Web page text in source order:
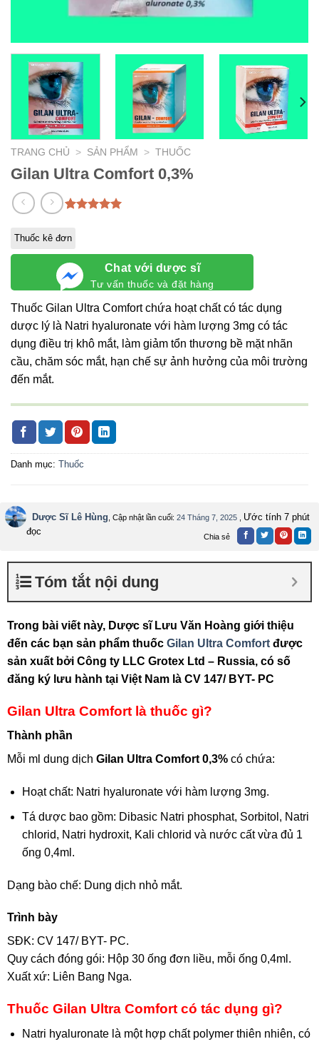
TRANG CHỦ > SẢN PHẨM > THUỐC
Chat với dược sĩ
Tư vấn thuốc và đặt hàng
Gilan Ultra Comfort 0,3%
Thuốc kê đơnđánh giá
Thuốc Gilan Ultra Comfort chứa hoạt chất có tác dụng
dược lý là Natri hyaluronate với hàm lượng 3mg có tác
dụng điều trị khô mắt, làm giảm tổn thương bề mặt nhãn
cầu, chăm sóc mắt, hạn chế sự ảnh hưởng của môi trường
đến mắt.
Danh mục: Thuốc
Dược Sĩ Lê Hùng , Cập nhật lần cuối: 24 Tháng 7, 2025
Ước tính 7 phút
đọc
Chia sẻ
Tóm tắt nội dung
Trong bài viết này, Dược sĩ Lưu Văn Hoàng giới thiệu
đến các bạn sản phẩm thuốc Gilan Ultra Comfort được
sản xuất bởi Công ty LLC Grotex Ltd – Russia, có số
đăng ký lưu hành tại Việt Nam là CV 147/ BYT- PC
Gilan Ultra Comfort là thuốc gì?
Thành phần
Mỗi ml dung dịch Gilan Ultra Comfort 0,3% có chứa:
Hoạt chất: Natri hyaluronate với hàm lượng 3mg.
Tá dược bao gồm: Dibasic Natri phosphat, Sorbitol, Natri
chlorid, Natri hydroxit, Kali chlorid và nước cất vừa đủ 1
ống 0,4ml.
Dạng bào chế: Dung dịch nhỏ mắt.
Trình bày
SĐK: CV 147/ BYT- PC.
Quy cách đóng gói: Hộp 30 ống đơn liều, mỗi ống 0,4ml.
Xuất xứ: Liên Bang Nga.
Thuốc Gilan Ultra Comfort có tác dụng gì?
Natri hyaluronate là một hợp chất polymer thiên nhiên, có